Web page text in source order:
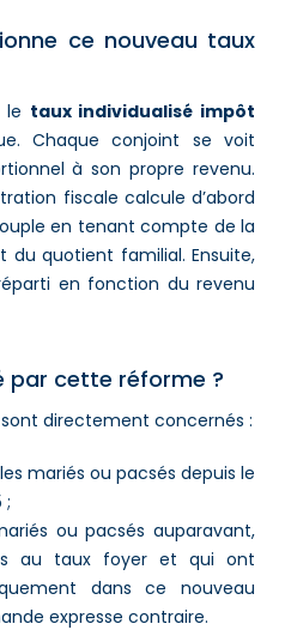
ce nouveau taux
le taux individualisé impôt
Chaque conjoint se voit
à son propre revenu.
fiscale calcule d’abord
en tenant compte de la
quotient familial. Ensuite,
en fonction du revenu
par cette réforme ?
directement concernés :
mariés ou pacsés depuis le
;
ou pacsés auparavant,
au taux foyer et qui ont
dans ce nouveau
expresse contraire.